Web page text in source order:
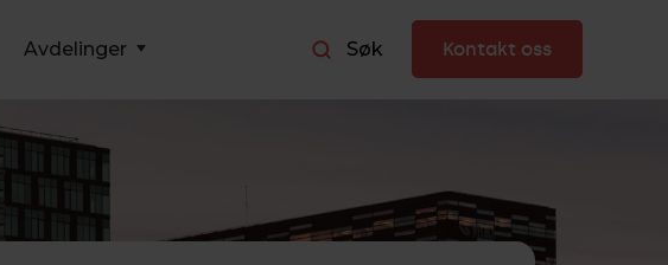
Avdelinger Søk Kontakt oss